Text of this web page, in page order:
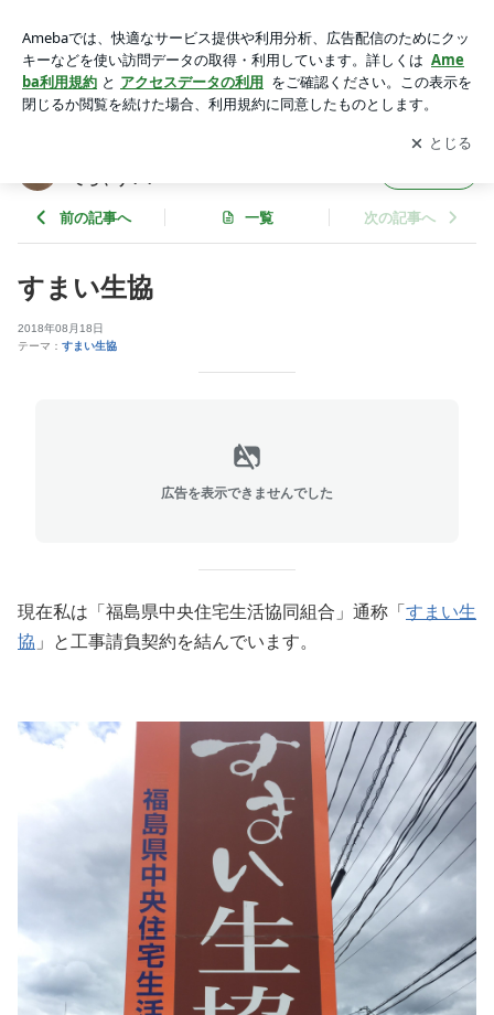
ゃう！！アプリをダウンロードして ブログの更新通知
を受け取りまし
ょう。
開く
てちゃう！！
前の記事へ 一覧 次の記事へ
すまい生協
2018年08月18日
テーマ： すまい生協
広告を表示できませんでした
現在私は「福島県中央住宅生活協同組合」通称「 すまい生
協 」と工事請負契約を結んでいます。